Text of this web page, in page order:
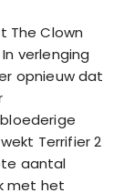
The Clown
verlenging
opnieuw dat
Terrifier 2
aantal
met het